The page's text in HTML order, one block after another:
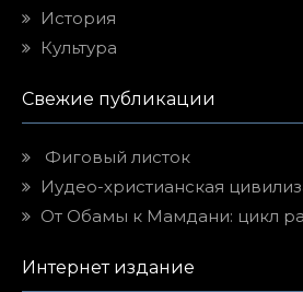
История
Культура
Свежие публикации
Фиговый листок
Иудео-христианская
От Обамы к Мамдани: цикл
Интернет издание